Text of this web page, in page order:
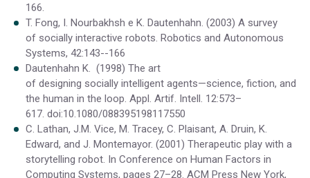
166.
T. Fong, I. Nourbakhsh e K. Dautenhahn. (2003) A survey
of socially interactive robots. Robotics and Autonomous
Systems, 42:143--166
Dautenhahn K. (1998) The art
of designing socially intelligent agents—science, fiction, and
the human in the loop. Appl. Artif. Intell. 12:573–
617. doi:10.1080/088395198117550
C. Lathan, J.M. Vice, M. Tracey, C. Plaisant, A. Druin, K.
Edward, and J. Montemayor. (2001) Therapeutic play with a
storytelling robot. In Conference on Human Factors in
Computing Systems, pages 27–28. ACM Press New York,